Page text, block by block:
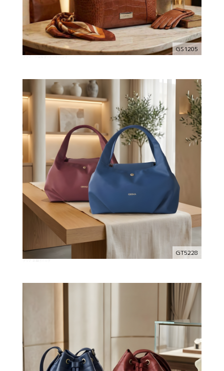
GS1205
GT5228